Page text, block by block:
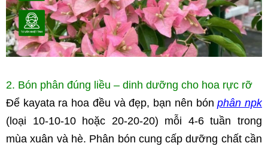
2. Bón phân đúng liều – dinh dưỡng cho hoa rực rỡ
Để kayata ra hoa đều và đẹp, bạn nên bón phân npk
(loại 10-10-10 hoặc 20-20-20) mỗi 4-6 tuần trong
mùa xuân và hè. Phân bón cung cấp dưỡng chất cần